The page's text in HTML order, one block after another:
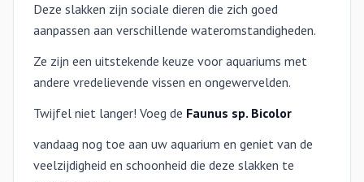
Deze slakken zijn sociale dieren die zich goed
aanpassen aan verschillende wateromstandigheden.
Ze zijn een uitstekende keuze voor aquariums met
andere vredelievende vissen en ongewervelden.
Twijfel niet langer! Voeg de Faunus sp. Bicolor
vandaag nog toe aan uw aquarium en geniet van de
veelzijdigheid en schoonheid die deze slakken te